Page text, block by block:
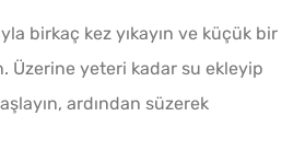
birkaç kez yıkayın ve küçük bir
Üzerine yeteri kadar su ekleyip
ardından süzerek